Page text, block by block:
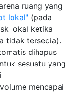
ruang yang
lokal" (pada
lokal ketika
tidak tersedia).
dihapus
sesuatu yang
mencapai